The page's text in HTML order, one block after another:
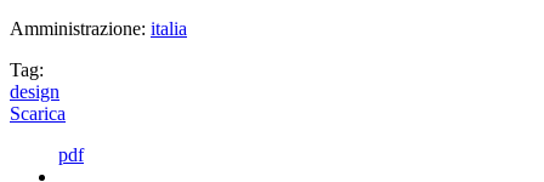
Amministrazione: italia
Tag:
design
Scarica
pdf